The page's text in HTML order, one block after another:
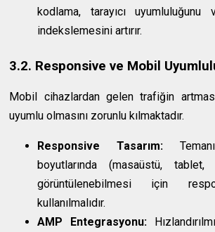
kodlama, tarayıcı
indekslemesini artırır.
3.2. Responsive ve Mobil
Mobil cihazlardan gelen trafiğin
uyumlu olmasını zorunlu kılmaktadır.
Responsive Tasarım:
boyutlarında (masaüstü,
görüntülenebilmesi için
kullanılmalıdır.
AMP Entegrasyonu: